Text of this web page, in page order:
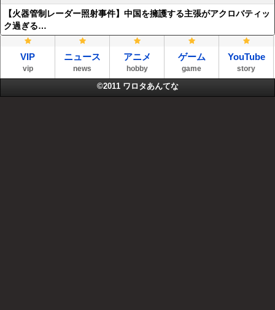
【火器管制レーダー照射事件】中国を擁護する主張がアクロバティッ
ク過ぎる…
VIP
vip
ニュース
news
アニメ
hobby
ゲーム
game
YouTube
story
©2011 ワロタあんてな